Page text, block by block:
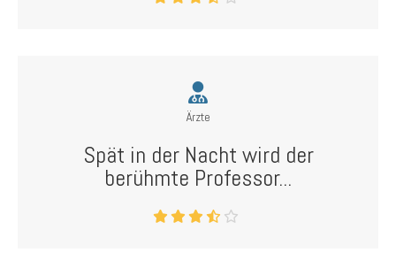
Ärzte
Spät in der Nacht wird der
berühmte Professor...